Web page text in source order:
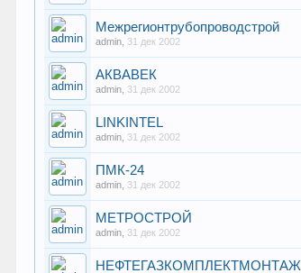
Межрегионтрубопроводстрой
admin 31 дек 2002
АКВАВЕК
admin 31 дек 2002
LINKINTEL
admin 31 дек 2002
ПМК-24
admin 31 дек 2002
МЕТРОСТРОЙ
admin 31 дек 2002
НЕФТЕГАЗКОМПЛЕКТМОНТАЖ